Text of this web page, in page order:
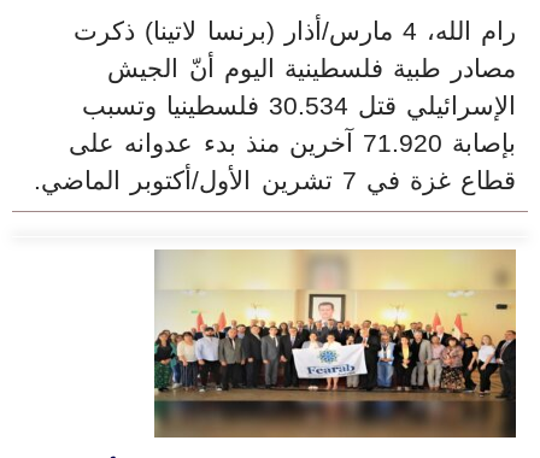
رام الله، 4 مارس/أذار (برنسا لاتينا) ذكرت
مصادر طبية فلسطينية اليوم أنّ الجيش
الإسرائيلي قتل 30.534 فلسطينيا وتسبب
بإصابة 71.920 آخرين منذ بدء عدوانه على
قطاع غزة في 7 تشرين الأول/أكتوبر الماضي.